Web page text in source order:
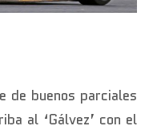
de buenos parciales
al ‘Gálvez’ con el